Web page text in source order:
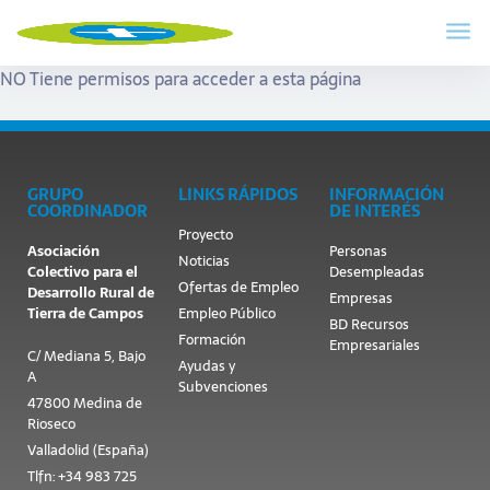
NO Tiene permisos para acceder a esta página
GRUPO
COORDINADOR
Asociación
Colectivo para el
Desarrollo Rural de
Tierra de Campos
C/ Mediana 5, Bajo
A
47800 Medina de
Rioseco
Valladolid (España)
Tlfn: +34 983 725
LINKS RÁPIDOS
Proyecto
Noticias
Ofertas de Empleo
Empleo Público
Formación
Ayudas y
Subvenciones
INFORMACIÓN
DE INTERÉS
Personas
Desempleadas
Empresas
BD Recursos
Empresariales